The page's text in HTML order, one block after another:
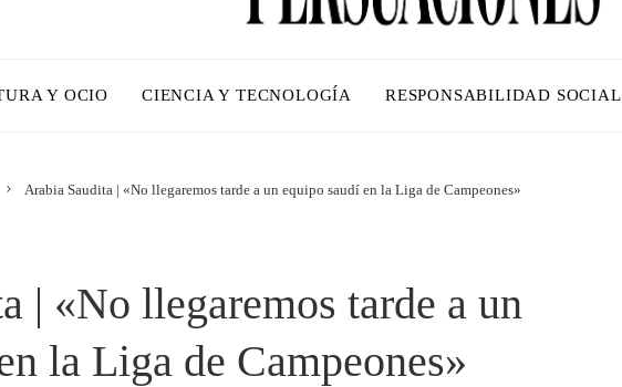
Y OCIO CIENCIA Y TECNOLOGÍA RESPONSABILIDAD SOCIAL
Arabia Saudita | «No llegaremos tarde a un equipo saudí en la Liga de Campeones»
| «No llegaremos tarde a un
la Liga de Campeones»